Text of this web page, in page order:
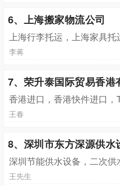
6、上海搬家物流公司
上海行李托运，上海家具
李蒋
7、荣升泰国际贸易香港
香港进口，香港快件进口，
王春
8、深圳市东方深源供水
深圳节能供水设备，二次
王先生